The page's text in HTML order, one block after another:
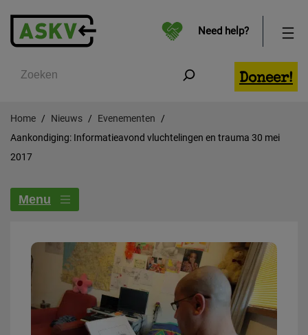
Zoeken
Doneer!
Need help?
Home Nieuws Evenementen
Aankondiging: Informatieavond vluchtelingen en trauma 30 mei
2017
Menu